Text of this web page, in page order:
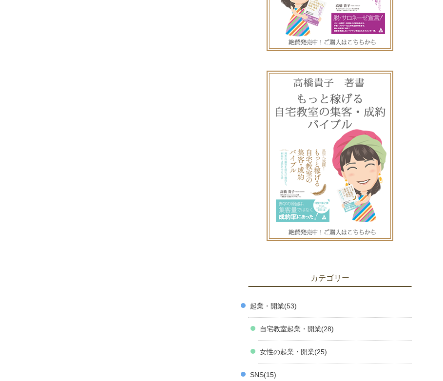
カテゴリー
起業・開業 53
自宅教室起業・開業 28
女性の起業・開業 25
SNS 15